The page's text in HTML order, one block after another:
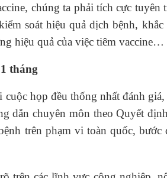
chúng ta phải tích cực tuyên
soát hiệu quả dịch bệnh, khắc
hiệu quả của việc tiêm vaccine…
tháng
họp đều thống nhất đánh
dẫn chuyên môn theo Quyết
trên phạm vi toàn quốc, bước